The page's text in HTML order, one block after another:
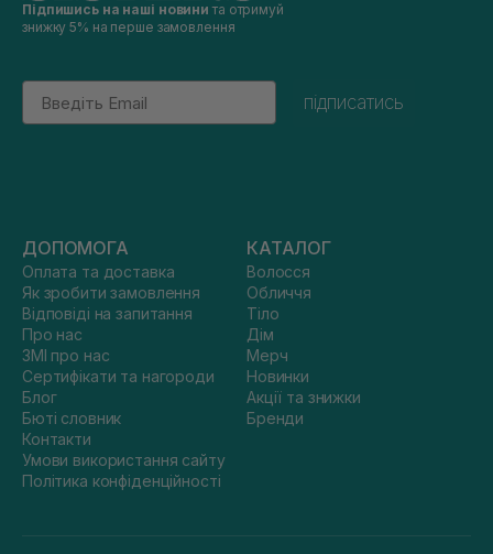
Підпишись на наші новини та отримуй
знижку 5% на перше замовлення
Email
підписатись
ДОПОМОГА
Оплата та доставка
Як зробити замовлення
Відповіді на запитання
Про нас
ЗМІ про нас
Сертифікати та нагороди
Блог
Бюті словник
Контакти
Умови використання сайту
Політика конфіденційності
КАТАЛОГ
Волосся
Обличчя
Тіло
Дім
Мерч
Новинки
Акції та знижки
Бренди